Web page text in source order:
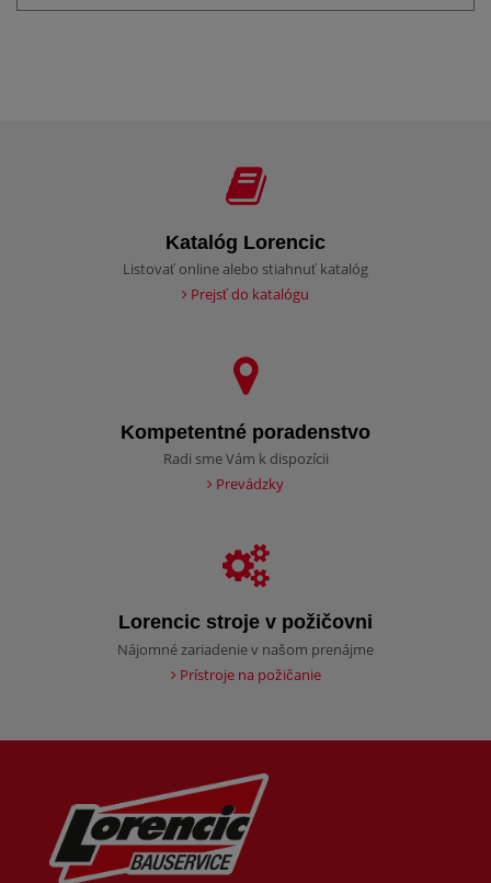
Katalóg Lorencic
Listovať online alebo stiahnuť katalóg
Prejsť do katalógu
Kompetentné poradenstvo
Radi sme Vám k dispozícii
Prevádzky
Lorencic stroje v požičovni
Nájomné zariadenie v našom prenájme
Prístroje na požičanie